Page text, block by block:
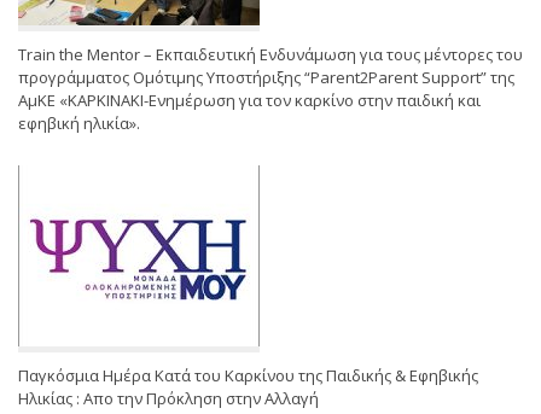
Train the Mentor – Εκπαιδευτική Ενδυνάμωση για τους μέντορες του
προγράμματος Ομότιμης Υποστήριξης “Parent2Parent Support” της
ΑμΚΕ «ΚΑΡΚΙΝΑΚΙ-Ενημέρωση για τον καρκίνο στην παιδική και
εφηβική ηλικία».
Παγκόσμια Ημέρα Κατά του Καρκίνου της Παιδικής & Εφηβικής
Ηλικίας : Απο την Πρόκληση στην Αλλαγή